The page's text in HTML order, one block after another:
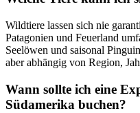
Wildtiere lassen sich nie
Patagonien und Feuerland
Seelöwen und saisonal
aber abhängig von Region,
Wann sollte ich eine
Südamerika buchen?